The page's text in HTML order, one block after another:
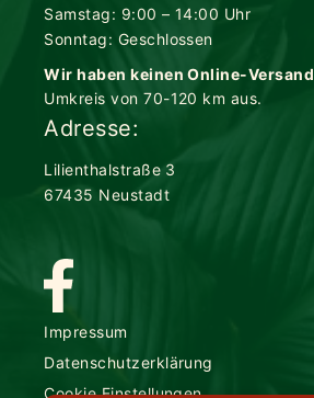
Samstag: 9:00 – 14:00 Uhr
Sonntag: Geschlossen
Wir haben keinen Online-Versand
Umkreis von 70-120 km aus.
Adresse:
Lilienthalstraße 3
67435 Neustadt
Impressum
Datenschutzerklärung
Cookie Einstellungen